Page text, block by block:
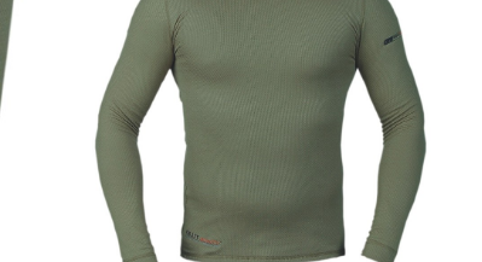
Pulóver
Sapkák
Zoknik
RUHÁZAT TISZTÍTÓK, ÁPOLÓK
SZERELÉK
TRÓFEA TISZTÍTÓK/ÁPOLÓK
VADÁSZ/LES SZÉKEK, PÁRNÁK
VADÁSZKÉSEK